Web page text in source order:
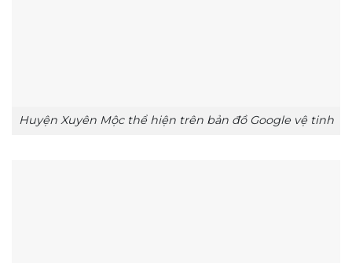
Huyện Xuyên Mộc thể hiện trên bản đồ Google vệ tinh